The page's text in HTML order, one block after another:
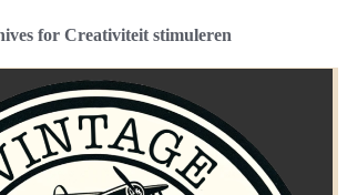
for Creativiteit stimuleren